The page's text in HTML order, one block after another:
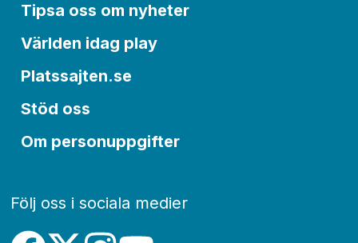
Tipsa oss om nyheter
Världen idag play
Platssajten.se
Stöd oss
Om personuppgifter
Följ oss i sociala medier